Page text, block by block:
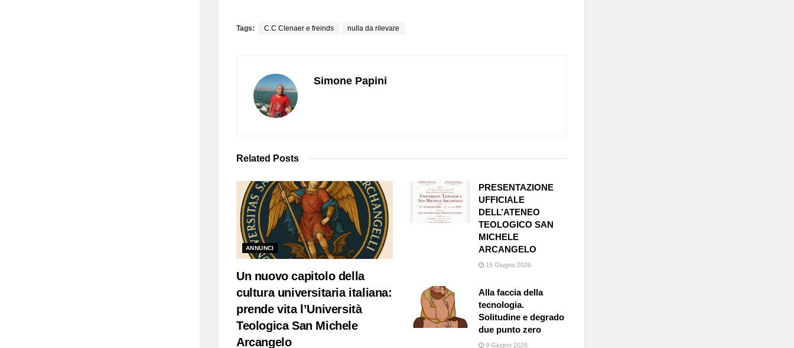
Tags: C.C Clenaer e freinds nulla da rilevare
Simone Papini
Related Posts
ANNUNCI
Un nuovo capitolo della
cultura universitaria italiana:
prende vita l’Università
Teologica San Michele
Arcangelo
PRESENTAZIONE
UFFICIALE
DELL’ATENEO
TEOLOGICO SAN
MICHELE
ARCANGELO
15 Giugno 2026
Alla faccia della
tecnologia.
Solitudine e degrado
due punto zero
9 Giugno 2026